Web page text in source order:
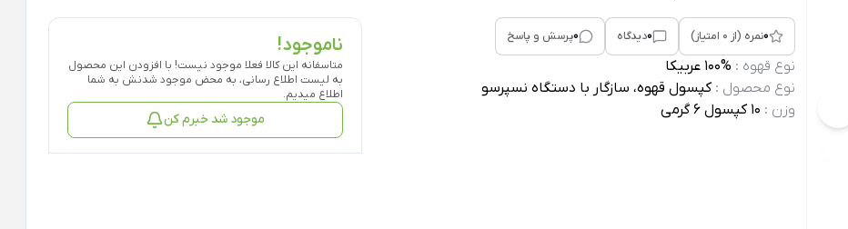
0نمره (از 0 امتیاز) 0دیدگاه 0پرسش و پاسخ
نوع قهوه : %100 عربیکا
نوع محصول : کپسول قهوه، سازگار با دستگاه نسپرسو
وزن : 10 کپسول 6 گرمی
ناموجود!
متاسفانه این کالا فعلا موجود نیست! با افزودن این محصول
به لیست اطلاع رسانی، به محض موجود شدنش به شما
اطلاع میدیم.
موجود شد خبرم کن